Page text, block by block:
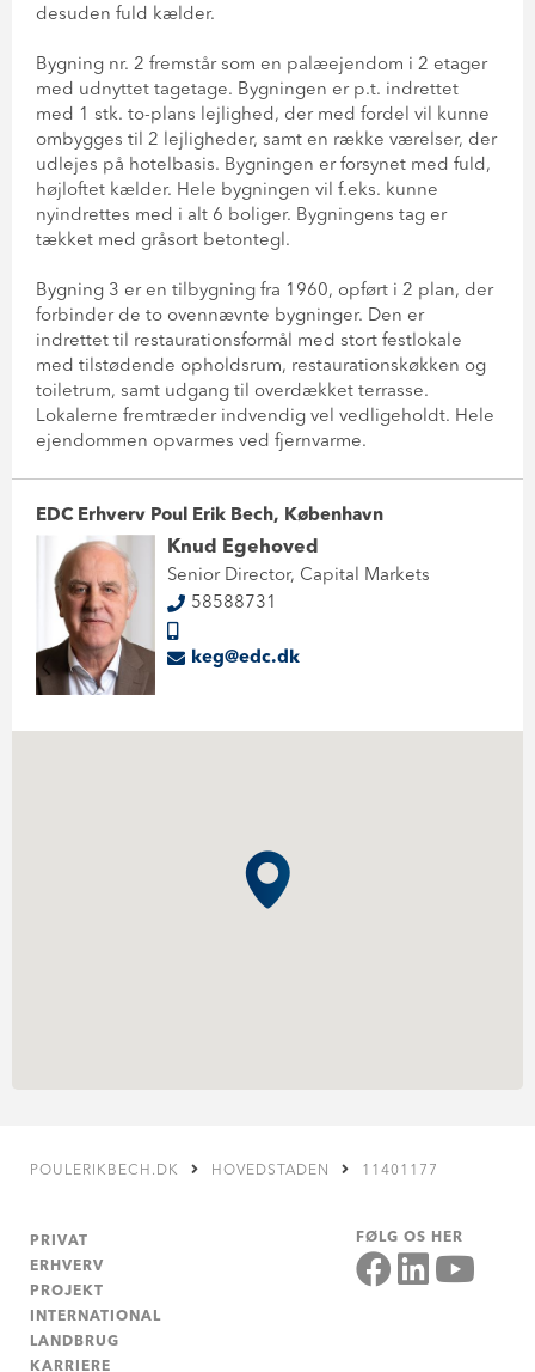
desuden fuld kælder.
Bygning nr. 2 fremstår som en palæejendom i 2 etager
med udnyttet tagetage. Bygningen er p.t. indrettet
med 1 stk. to-plans lejlighed, der med fordel vil kunne
ombygges til 2 lejligheder, samt en række værelser, der
udlejes på hotelbasis. Bygningen er forsynet med fuld,
højloftet kælder. Hele bygningen vil f.eks. kunne
nyindrettes med i alt 6 boliger. Bygningens tag er
tækket med gråsort betontegl.
Bygning 3 er en tilbygning fra 1960, opført i 2 plan, der
forbinder de to ovennævnte bygninger. Den er
indrettet til restaurationsformål med stort festlokale
med tilstødende opholdsrum, restaurationskøkken og
toiletrum, samt udgang til overdækket terrasse.
Lokalerne fremtræder indvendig vel vedligeholdt. Hele
ejendommen opvarmes ved fjernvarme.
EDC Erhverv Poul Erik Bech, København
Knud Egehoved
Senior Director, Capital Markets
58588731
keg@edc.dk
POULERIKBECH.DK HOVEDSTADEN 11401177
PRIVAT
ERHVERV
PROJEKT
INTERNATIONAL
LANDBRUG
KARRIERE
FØLG OS HER